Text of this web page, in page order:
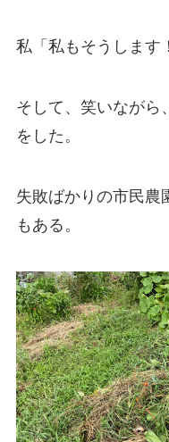
私「私もそうします
そして、笑いながら
をした。
失敗ばかりの市民農
もある。